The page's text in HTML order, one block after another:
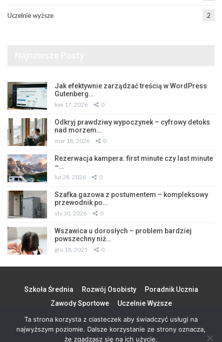
Uczelnie wyższe 2
Jak efektywnie zarządzać treścią w WordPress
Gutenberg…
kwi 17, 2026 0
Odkryj prawdziwy wypoczynek – cyfrowy detoks
nad morzem…
mar 18, 2026 0
Rezerwacja kampera: first minute czy last minute
–…
lut 28, 2026 0
Szafka gazowa z postumentem – kompleksowy
przewodnik po…
sty 30, 2026 0
Wszawica u dorosłych – problem bardziej
powszechny niż…
gru 18, 2025 0
Szkoła Średnia Rozwój Osobisty
Poradnik Ucznia
Zawody Sportowe
Uczelnie Wyższe
© 2026 - Wszystkie prawa zastrzeżone. Design byS 90
Ta strona korzysta z ciasteczek aby świadczyć usługi na
najwyższym poziomie. Dalsze korzystanie ze strony oznacza,
że zgadzasz się na ich użycie.